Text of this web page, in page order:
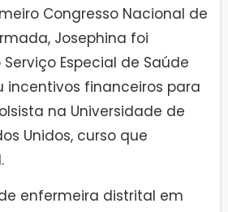
Congresso Nacional de
Josephina foi
Especial de Saúde
incentivos financeiros para
na Universidade de
Unidos, curso que
enfermeira distrital em